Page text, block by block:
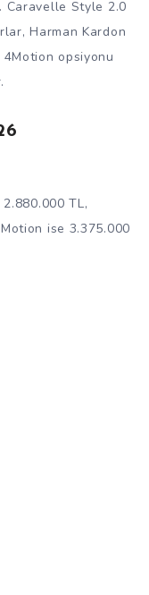
Caravelle Style 2.0
Harman Kardon
opsiyonu
TL,
ise 3.375.000